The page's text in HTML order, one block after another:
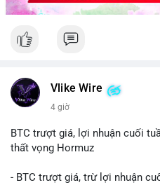
Vlike Wire
4 giờ
BTC trượt giá, lợi nhuận cuối
thất vọng Hormuz
- BTC trượt giá, trừ lợi nhuận